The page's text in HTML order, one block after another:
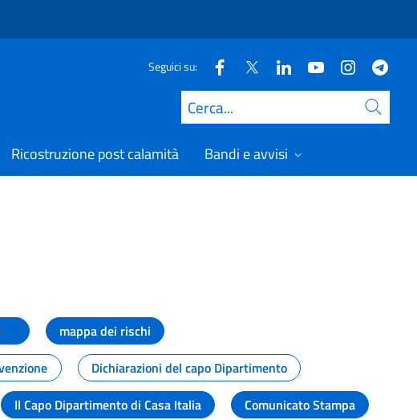
Seguici su:
Cerca
Ricostruzione post calamità Bandi e avvisi
mappa dei rischi
Dichiarazioni del capo Dipartimento
Il Capo Dipartimento di Casa Italia
Comunicato Stampa